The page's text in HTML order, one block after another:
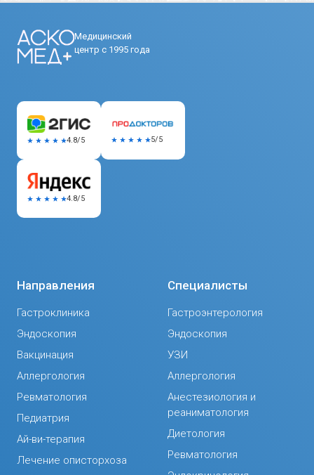
Медицинский
центр с 1995 года
Направления
Гастроклиника
Эндоскопия
Вакцинация
Аллергология
Ревматология
Педиатрия
Ай-ви-терапия
Лечение описторхоза
Специалисты
Гастроэнтерология
Эндоскопия
УЗИ
Аллергология
Анестезиология и
реаниматология
Диетология
Ревматология
4.8/5 5/5
4.8/5